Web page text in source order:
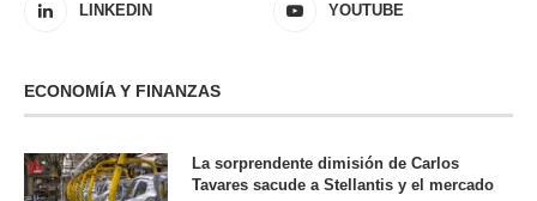
LINKEDIN YOUTUBE
ECONOMÍA Y FINANZAS
La sorprendente dimisión de Carlos
Tavares sacude a Stellantis y el mercado